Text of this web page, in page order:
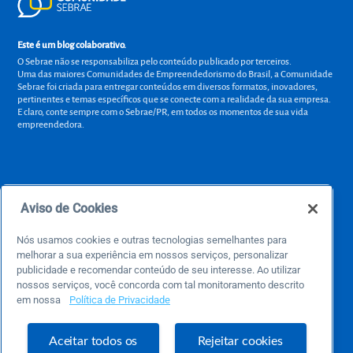
Este é um blog colaborativo.
O Sebrae não se responsabiliza pelo conteúdo publicado por terceiros.
Uma das maiores Comunidades de Empreendedorismo do Brasil, a Comunidade
Sebrae foi criada para entregar conteúdos em diversos formatos, inovadores,
pertinentes e temas específicos que se conecte com a realidade da sua empresa.
E claro, conte sempre com o Sebrae/PR, em todos os momentos de sua vida
empreendedora.
atendimentosebraepr@pr.sebrae.com.br
Central de Relacionamento 0800 570 0800
de segunda a sexta das 8h às 20h e pelos canais digitais até 00h
Sobre o Sebrae
Aviso de Cookies
Nós usamos cookies e outras tecnologias semelhantes para
melhorar a sua experiência em nossos serviços, personalizar
publicidade e recomendar conteúdo de seu interesse. Ao utilizar
nossos serviços, você concorda com tal monitoramento descrito
em nossa
Política de Privacidade
Aceitar todos os
Rejeitar cookies